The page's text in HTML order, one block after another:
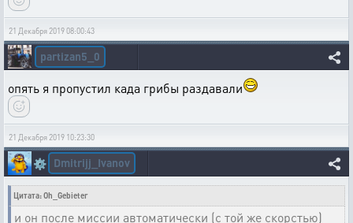
21 Декабря 2019 08:00:43
partizan5_0
опять я пропустил када грибы раздавали
21 Декабря 2019 10:23:30
⚙️ Dmitrijj_Ivanov
Цитата: Oh_Gebieter
и он после миссии автоматически (с той же скорстью)